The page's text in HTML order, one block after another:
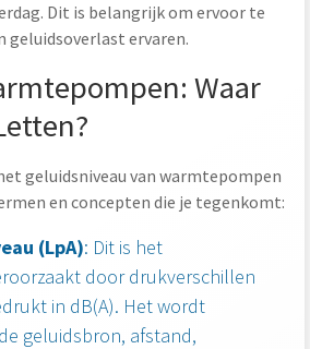
Dit is belangrijk om ervoor te
geluidsoverlast ervaren.
Waar
geluidsniveau van warmtepompen
en concepten die je tegenkomt:
(LpA): Dit is het
door drukverschillen
in dB(A). Het wordt
geluidsbron, afstand,